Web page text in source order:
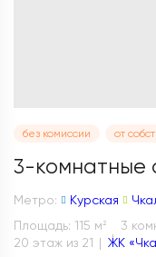
без комиссии от
3-комнатные
Метро: Курская
Площадь: 115 м 2 3
20 этаж из 21
ЖК